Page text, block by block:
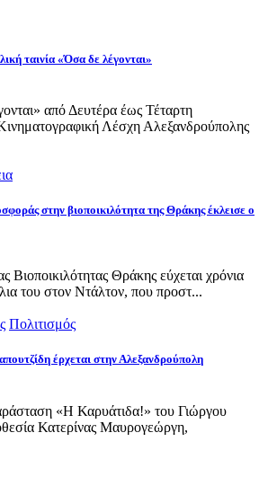
ταινία «Όσα δε λέγονται»
από Δευτέρα έως Τέταρτη
Λέσχη Αλεξανδρούπολης
στην βιοποικιλότητα της Θράκης έκλεισε ο
Βιοποικιλότητας Θράκης εύχεται χρόνια
του στον Ντάλτον, που προστ...
Πολιτισμός
έρχεται στην Αλεξανδρούπολη
«Η Καρυάτιδα!» του Γιώργου
Κατερίνας Μαυρογεώργη,